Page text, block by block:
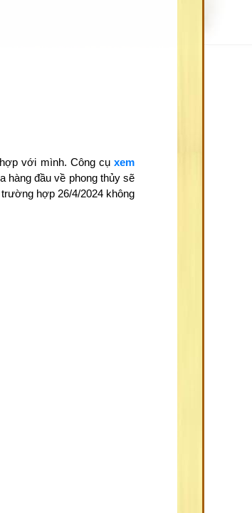
với mình. Công cụxem
hàng đầu về phong thủy sẽ
hợp 26/4/2024 không